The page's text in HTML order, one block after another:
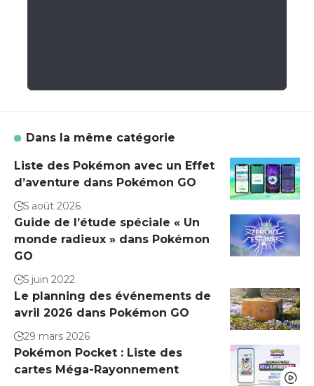
Dans la même catégorie
Liste des Pokémon avec un Effet
d’aventure dans Pokémon GO
5 août 2026
Guide de l’étude spéciale « Un
monde radieux » dans Pokémon
GO
5 juin 2022
Le planning des événements de
avril 2026 dans Pokémon GO
29 mars 2026
Pokémon Pocket : Liste des
cartes Méga-Rayonnement